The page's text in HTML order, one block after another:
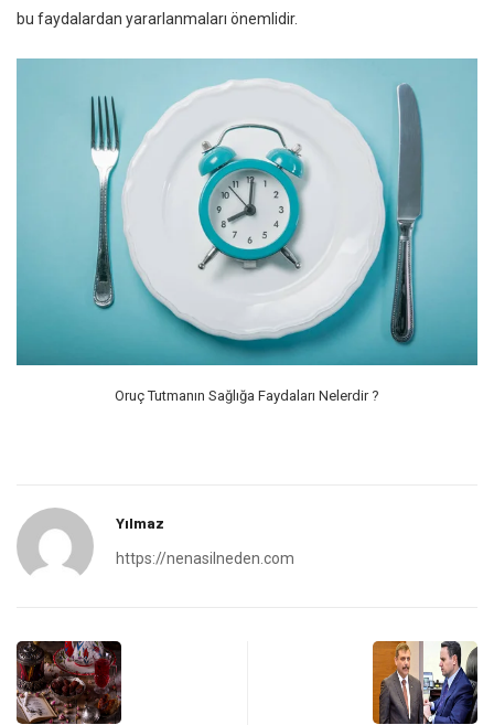
bu faydalardan yararlanmaları önemlidir.
Oruç Tutmanın Sağlığa Faydaları Nelerdir ?
Yılmaz
https://nenasilneden.com